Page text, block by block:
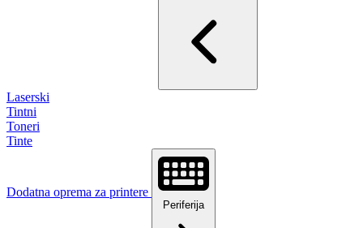
Laserski
Tintni
Toneri
Tinte
Dodatna oprema za printere
Periferija